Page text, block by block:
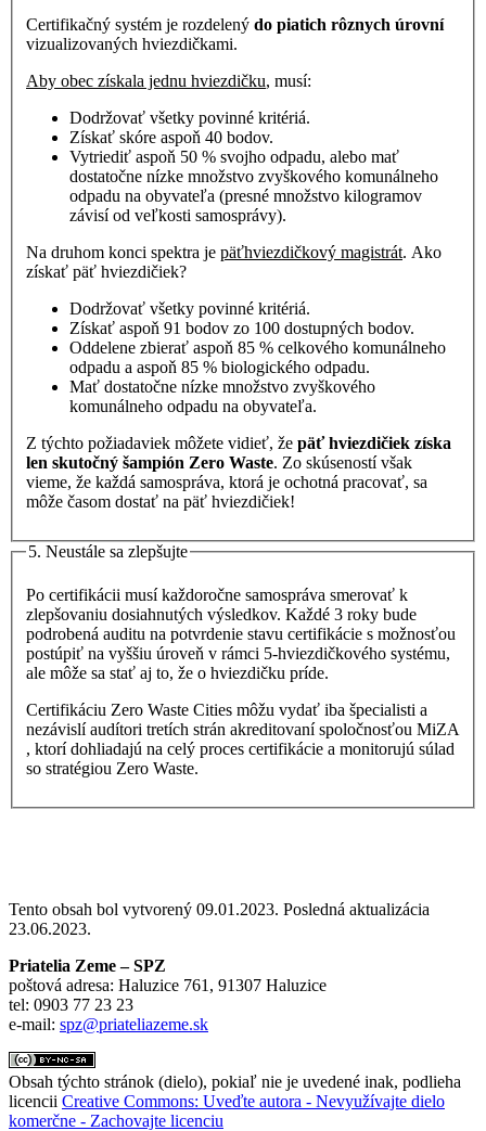
Certifikačný systém je rozdelený do piatich rôznych úrovní
vizualizovaných hviezdičkami.
Aby obec získala jednu hviezdičku, musí:
Dodržovať všetky povinné kritériá.
Získať skóre aspoň 40 bodov.
Vytriediť aspoň 50 % svojho odpadu, alebo mať
dostatočne nízke množstvo zvyškového komunálneho
odpadu na obyvateľa (presné množstvo kilogramov
závisí od veľkosti samosprávy).
Na druhom konci spektra je päťhviezdičkový magistrát. Ako
získať päť hviezdičiek?
Dodržovať všetky povinné kritériá.
Získať aspoň 91 bodov zo 100 dostupných bodov.
Oddelene zbierať aspoň 85 % celkového komunálneho
odpadu a aspoň 85 % biologického odpadu.
Mať dostatočne nízke množstvo zvyškového
komunálneho odpadu na obyvateľa.
Z týchto požiadaviek môžete vidieť, že päť hviezdičiek získa
len skutočný šampión Zero Waste. Zo skúseností však
vieme, že každá samospráva, ktorá je ochotná pracovať, sa
môže časom dostať na päť hviezdičiek!
5. Neustále sa zlepšujte
Po certifikácii musí každoročne samospráva smerovať k
zlepšovaniu dosiahnutých výsledkov. Každé 3 roky bude
podrobená auditu na potvrdenie stavu certifikácie s možnosťou
postúpiť na vyššiu úroveň v rámci 5-hviezdičkového systému,
ale môže sa stať aj to, že o hviezdičku príde.
Certifikáciu Zero Waste Cities môžu vydať iba špecialisti a
nezávislí audítori tretích strán akreditovaní spoločnosťou MiZA
, ktorí dohliadajú na celý proces certifikácie a monitorujú súlad
so stratégiou Zero Waste.
Tento obsah bol vytvorený 09.01.2023. Posledná aktualizácia
23.06.2023.
Priatelia Zeme – SPZ
poštová adresa: Haluzice 761, 91307 Haluzice
tel: 0903 77 23 23
e-mail: spz@priateliazeme.sk
Obsah týchto stránok (dielo), pokiaľ nie je uvedené inak, podlieha
licencii Creative Commons: Uveďte autora - Nevyužívajte dielo
komerčne - Zachovajte licenciu